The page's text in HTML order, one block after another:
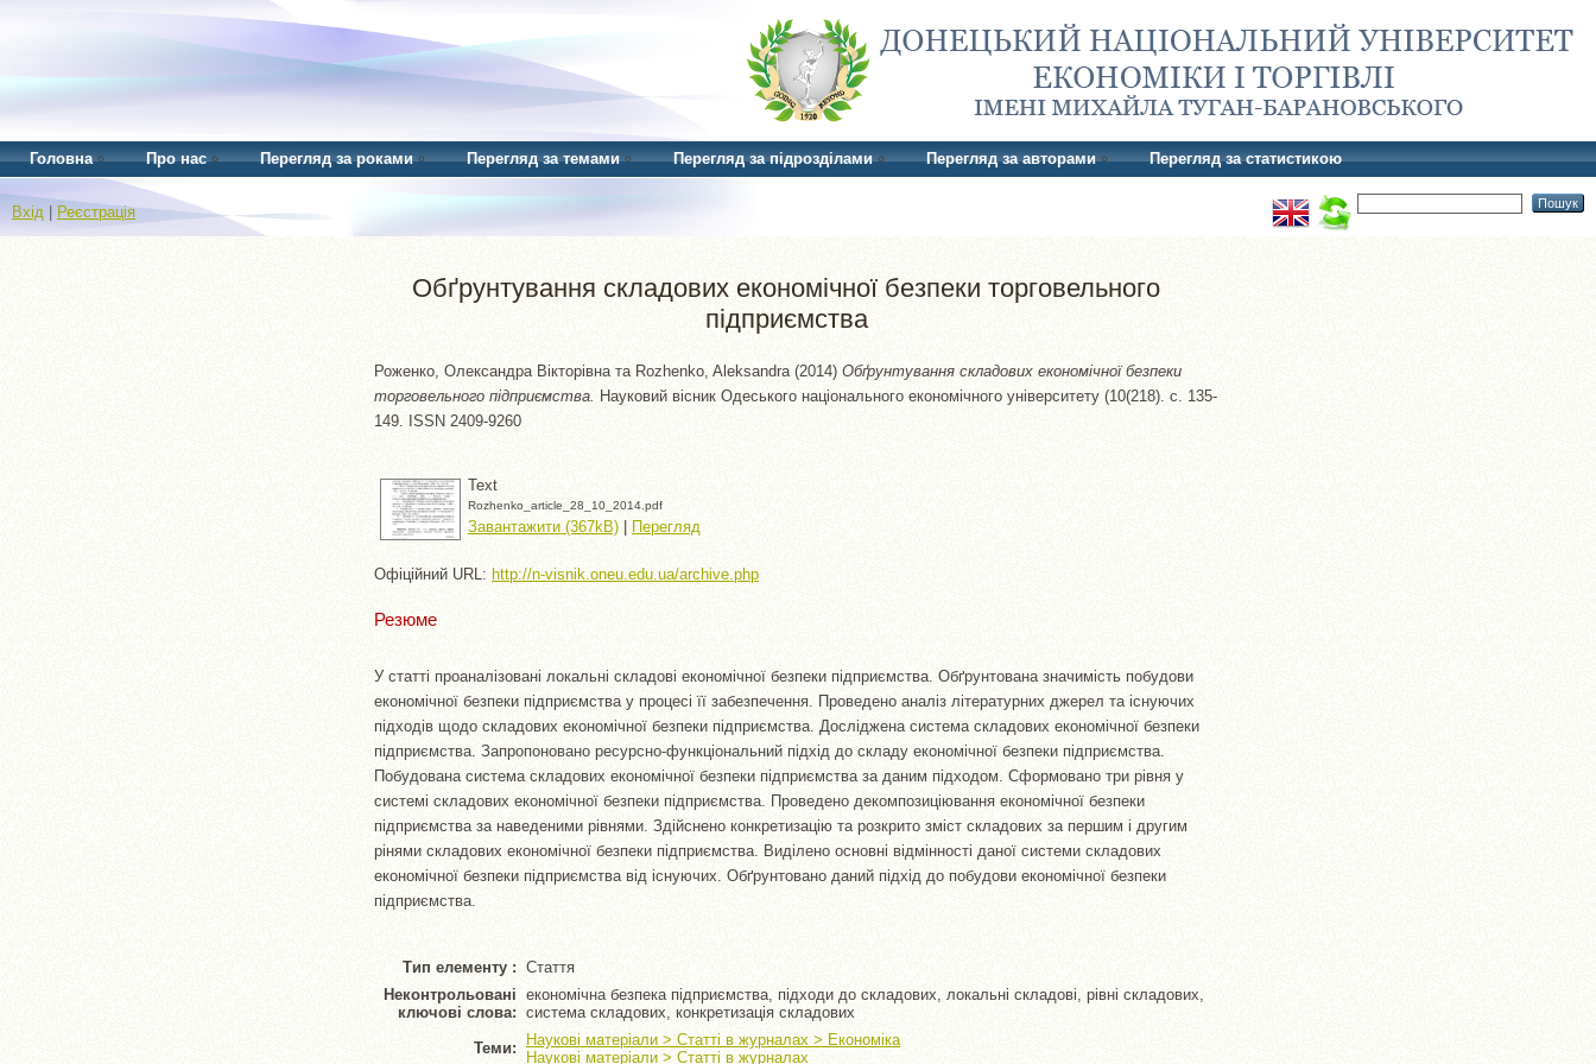
Головна Про нас Перегляд за роками Перегляд за темами Перегляд за підрозділами Перегляд за авторами Перегляд за статистикою
Вхід Реєстрація
Обґрунтування складових економічної безпеки торговельного
підприємства
Роженко, Олександра Вікторівна та Rozhenko, Aleksandra (2014) Обґрунтування складових економічної безпеки
торговельного підприємства.
Науковий вісник Одеського національного економічного університету (10(218). с. 135-
149. ISSN 2409-9260
Text
Rozhenko_article_28_10_2014.pdf
Завантажити (367kB) | Перегляд
Офіційний URL: http://n-visnik.oneu.edu.ua/archive.php
Резюме
У статті проаналізовані локальні складові економічної безпеки підприємства. Обґрунтована значимість побудови
економічної безпеки підприємства у процесі її забезпечення. Проведено аналіз літературних джерел та існуючих
підходів щодо складових економічної безпеки підприємства. Досліджена система складових економічної безпеки
підприємства. Запропоновано ресурсно-функціональний підхід до складу економічної безпеки підприємства.
Побудована система складових економічної безпеки підприємства за даним підходом. Сформовано три рівня у
системі складових економічної безпеки підприємства. Проведено декомпозиціювання економічної безпеки
підприємства за наведеними рівнями. Здійснено конкретизацію та розкрито зміст складових за першим і другим
рінями складових економічної безпеки підприємства. Виділено основні відмінності даної системи складових
економічної безпеки підприємства від існуючих. Обґрунтовано даний підхід до побудови економічної безпеки
підприємства.
Тип елементу : Стаття
Неконтрольовані
ключові слова:
економічна безпека підприємства, підходи до складових, локальні складові, рівні складових,
система складових, конкретизація складових
Теми:
Наукові матеріали > Статті в журналах > Економіка
Наукові матеріали > Статті в журналах